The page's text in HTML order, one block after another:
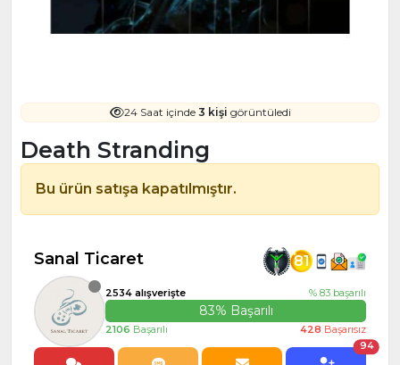
24 Saat içinde 3 kişi görüntüledi
Death Stranding
Bu ürün satışa kapatılmıştır.
Sanal Ticaret 81
2534 alışverişte % 83 başarılı
83% Başarılı
2106 Başarılı 428 Başarısız
94